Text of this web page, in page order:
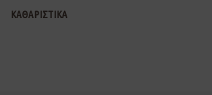
ΚΑΘΑΡΙΣΤΙΚΑ